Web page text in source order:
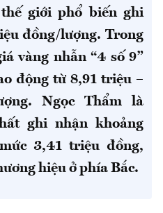
giới phổ biến ghi
đồng/lượng. Trong
vàng nhẫn “4 số 9”
động từ 8,91 triệu –
Ngọc Thẩm là
ghi nhận khoảng
3,41 triệu đồng,
hiệu ở phía Bắc.